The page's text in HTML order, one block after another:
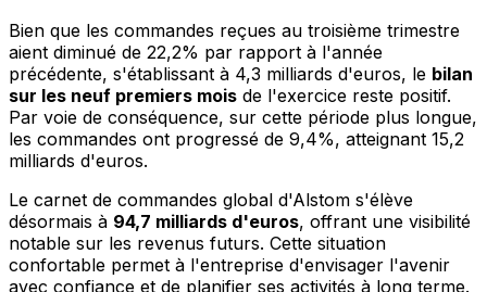
Bien que les commandes reçues au troisième trimestre
aient diminué de 22,2% par rapport à l'année
précédente, s'établissant à 4,3 milliards d'euros, le bilan
sur les neuf premiers mois de l'exercice reste positif.
Par voie de conséquence, sur cette période plus longue,
les commandes ont progressé de 9,4%, atteignant 15,2
milliards d'euros.
Le carnet de commandes global d'Alstom s'élève
désormais à 94,7 milliards d'euros, offrant une visibilité
notable sur les revenus futurs. Cette situation
confortable permet à l'entreprise d'envisager l'avenir
avec confiance et de planifier ses activités à long terme.